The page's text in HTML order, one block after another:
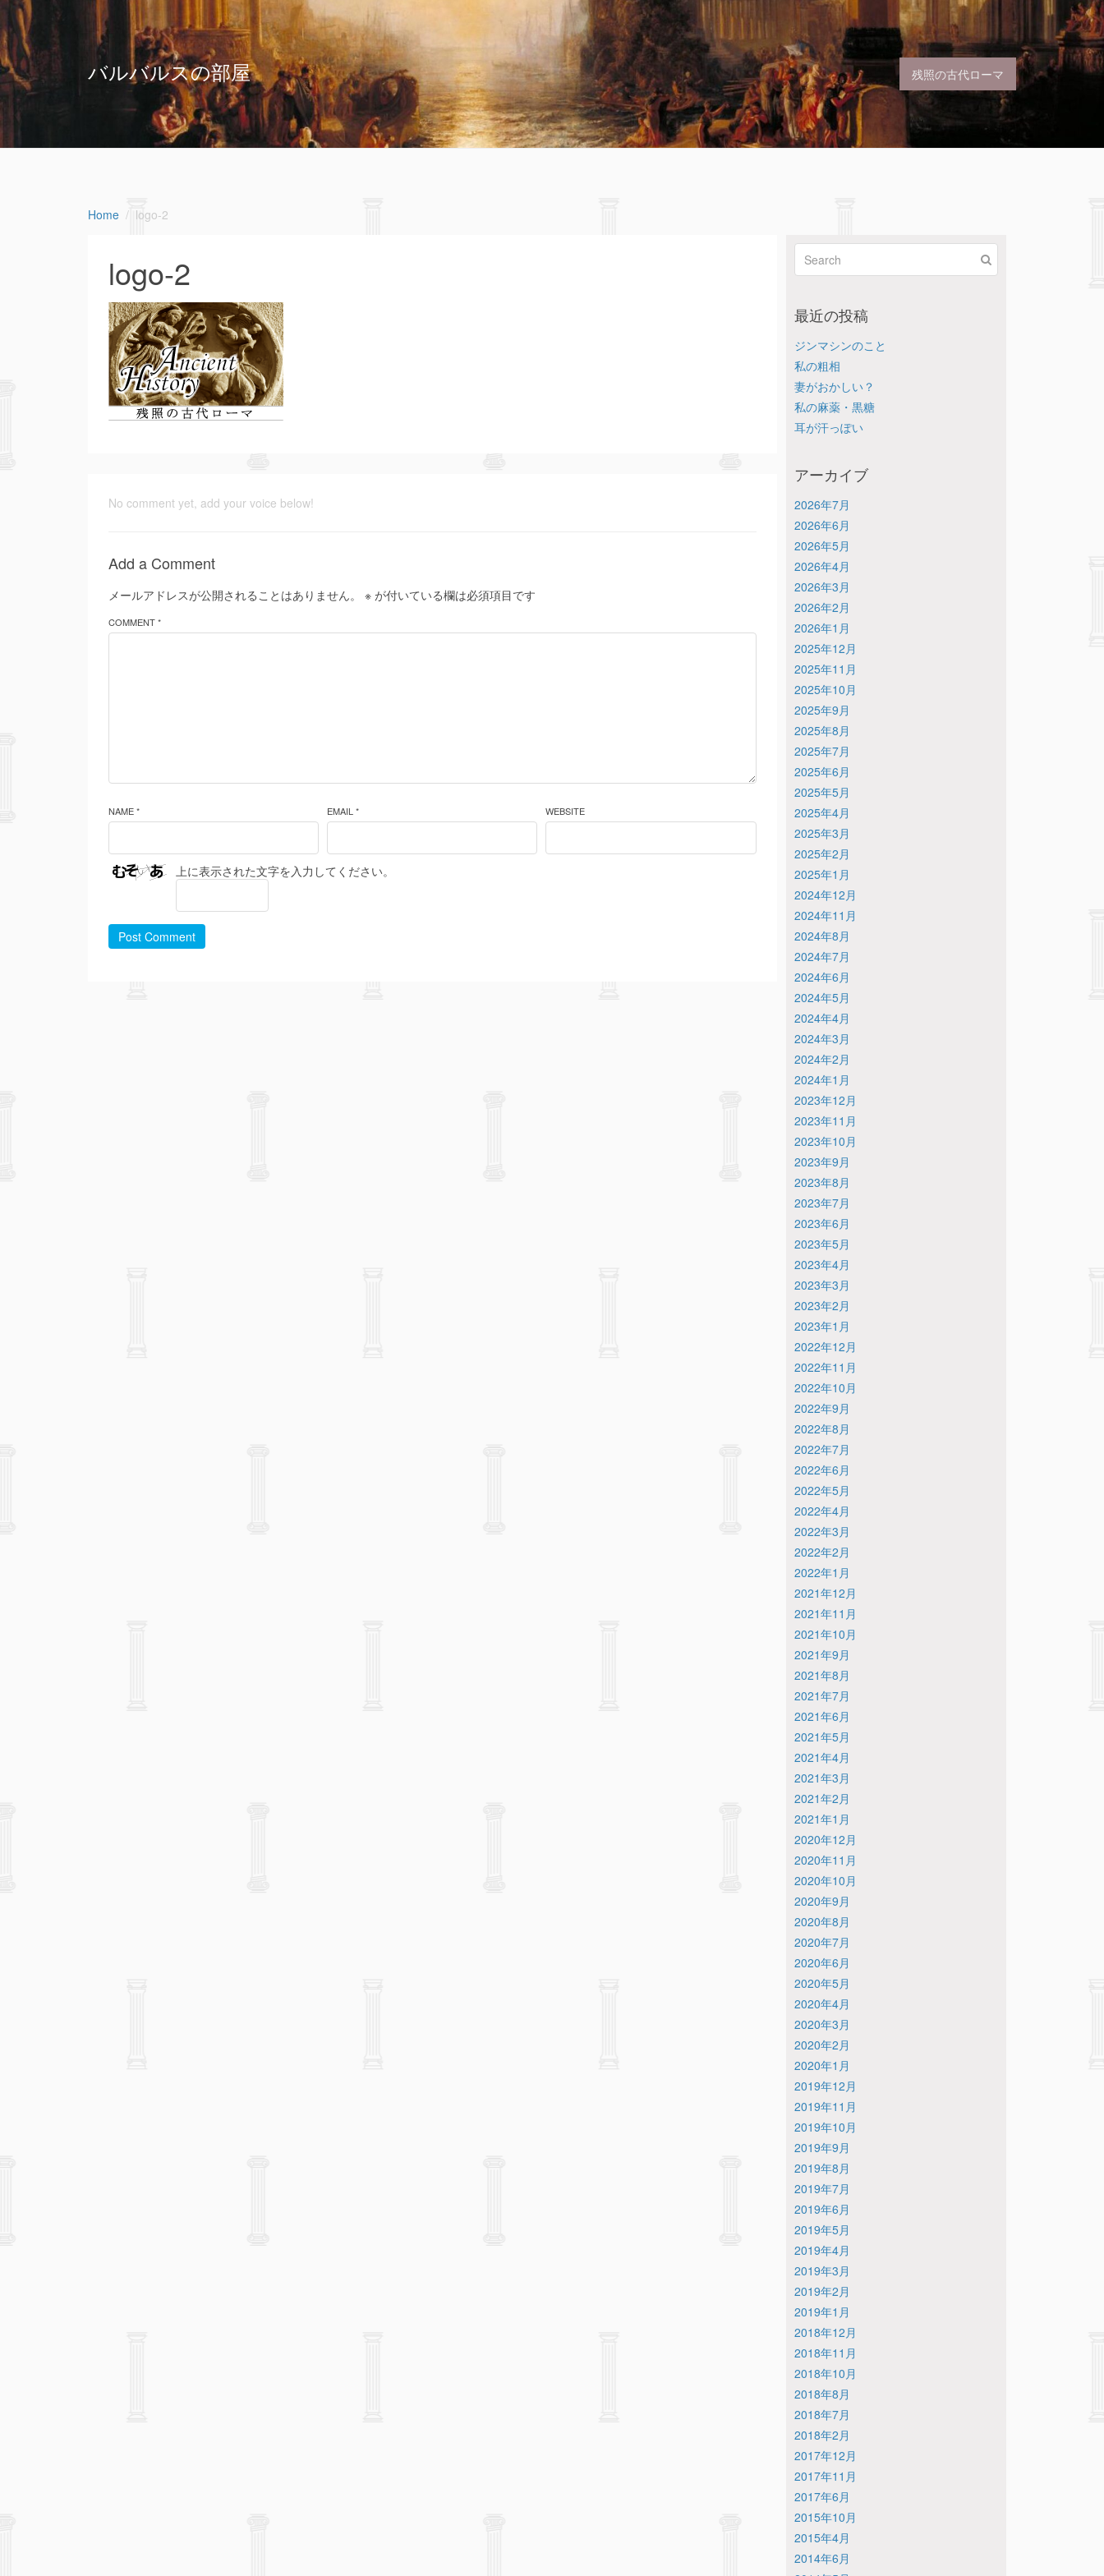
バルバルスの部屋 残照の古代ローマ
Home logo-2
logo-2
No comment yet, add your voice below!
Add a Comment
メールアドレスが公開されることはありません。 ※ が付いている欄は必須項目です
COMMENT *
NAME * EMAIL * WEBSITE
上に表示された文字を入力してください。
Post Comment
最近の投稿
ジンマシンのこと
私の粗相
妻がおかしい？
私の麻薬・黒糖
耳が汗っぽい
アーカイブ
2026年7月
2026年6月
2026年5月
2026年4月
2026年3月
2026年2月
2026年1月
2025年12月
2025年11月
2025年10月
2025年9月
2025年8月
2025年7月
2025年6月
2025年5月
2025年4月
2025年3月
2025年2月
2025年1月
2024年12月
2024年11月
2024年8月
2024年7月
2024年6月
2024年5月
2024年4月
2024年3月
2024年2月
2024年1月
2023年12月
2023年11月
2023年10月
2023年9月
2023年8月
2023年7月
2023年6月
2023年5月
2023年4月
2023年3月
2023年2月
2023年1月
2022年12月
2022年11月
2022年10月
2022年9月
2022年8月
2022年7月
2022年6月
2022年5月
2022年4月
2022年3月
2022年2月
2022年1月
2021年12月
2021年11月
2021年10月
2021年9月
2021年8月
2021年7月
2021年6月
2021年5月
2021年4月
2021年3月
2021年2月
2021年1月
2020年12月
2020年11月
2020年10月
2020年9月
2020年8月
2020年7月
2020年6月
2020年5月
2020年4月
2020年3月
2020年2月
2020年1月
2019年12月
2019年11月
2019年10月
2019年9月
2019年8月
2019年7月
2019年6月
2019年5月
2019年4月
2019年3月
2019年2月
2019年1月
2018年12月
2018年11月
2018年10月
2018年8月
2018年7月
2018年2月
2017年12月
2017年11月
2017年6月
2015年10月
2015年4月
2014年6月